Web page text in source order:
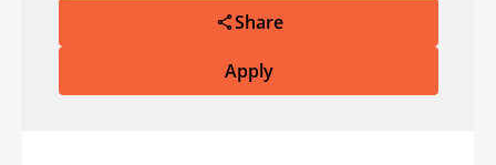
Share
Apply